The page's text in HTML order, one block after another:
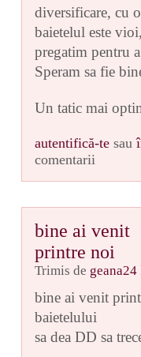
diversificare, cu
baietelul este
pregatim pentru
Speram sa fie
Un tatic mai
autentifică-te sau
comentarii
bine ai venit
printre noi
Trimis de geana24
bine ai venit
baietelului
sa dea DD sa